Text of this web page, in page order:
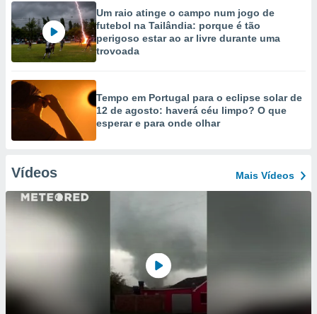
Um raio atinge o campo num jogo de
futebol na Tailândia: porque é tão
perigoso estar ao ar livre durante uma
trovoada
Tempo em Portugal para o eclipse solar de
12 de agosto: haverá céu limpo? O que
esperar e para onde olhar
Vídeos Mais Vídeos